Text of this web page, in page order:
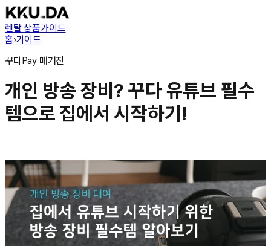
렌탈 상품가이드
홈›가이드
꾸다Pay 매거진
개인 방송 장비? 꾸다 유튜브 필수
템으로 집에서 시작하기!